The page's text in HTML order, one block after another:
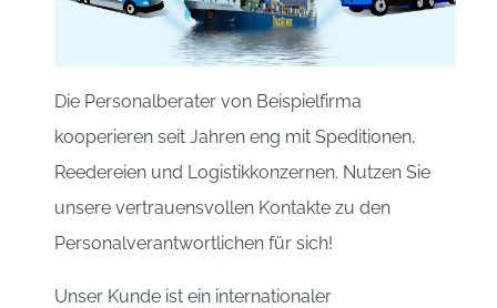
Die Personalberater von Beispielfirma
kooperieren seit Jahren eng mit Speditionen,
Reedereien und Logistikkonzernen. Nutzen Sie
unsere vertrauensvollen Kontakte zu den
Personalverantwortlichen für sich!
Unser Kunde ist ein internationaler